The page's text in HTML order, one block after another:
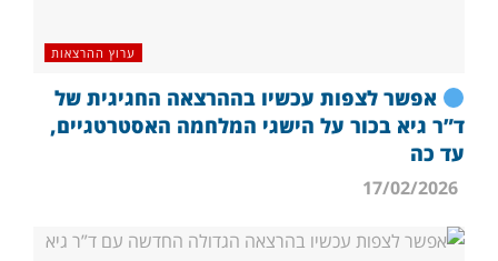
ערוץ ההרצאות
אפשר לצפות עכשיו בההרצאה החגיגית של
ד”ר גיא בכור על הישגי המלחמה האסטרטגיים,
עד כה